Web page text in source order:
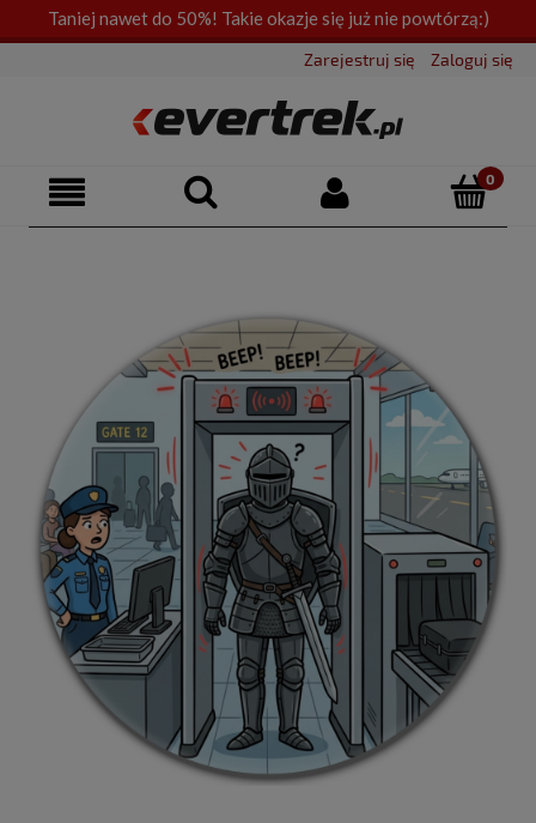
Taniej nawet do 50%! Takie okazje się już nie powtórzą:)
Zarejestruj się Zaloguj się